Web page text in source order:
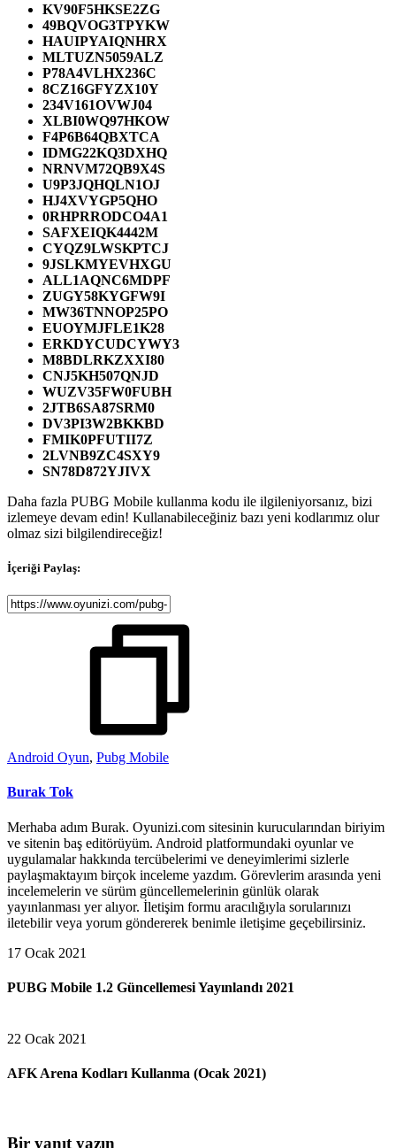
KV90F5HKSE2ZG
49BQVOG3TPYKW
HAUIPYAIQNHRX
MLTUZN5059ALZ
P78A4VLHX236C
8CZ16GFYZX10Y
234V161OVWJ04
XLBI0WQ97HKOW
F4P6B64QBXTCA
IDMG22KQ3DXHQ
NRNVM72QB9X4S
U9P3JQHQLN1OJ
HJ4XVYGP5QHO
0RHPRRODCO4A1
SAFXEIQK4442M
CYQZ9LWSKPTCJ
9JSLKMYEVHXGU
ALL1AQNC6MDPF
ZUGY58KYGFW9I
MW36TNNOP25PO
EUOYMJFLE1K28
ERKDYCUDCYWY3
M8BDLRKZXXI80
CNJ5KH507QNJD
WUZV35FW0FUBH
2JTB6SA87SRM0
DV3PI3W2BKKBD
FMIK0PFUTII7Z
2LVNB9ZC4SXY9
SN78D872YJIVX
Daha fazla PUBG Mobile kullanma kodu ile ilgileniyorsanız, bizi
izlemeye devam edin! Kullanabileceğiniz bazı yeni kodlarımız olur
olmaz sizi bilgilendireceğiz!
İçeriği Paylaş:
Android Oyun, Pubg Mobile
Burak Tok
Merhaba adım Burak. Oyunizi.com sitesinin kurucularından biriyim
ve sitenin baş editörüyüm. Android platformundaki oyunlar ve
uygulamalar hakkında tercübelerimi ve deneyimlerimi sizlerle
paylaşmaktayım birçok inceleme yazdım. Görevlerim arasında yeni
incelemelerin ve sürüm güncellemelerinin günlük olarak
yayınlanması yer alıyor. İletişim formu aracılığıyla sorularınızı
iletebilir veya yorum göndererek benimle iletişime geçebilirsiniz.
17 Ocak 2021
PUBG Mobile 1.2 Güncellemesi Yayınlandı 2021
22 Ocak 2021
AFK Arena Kodları Kullanma (Ocak 2021)
Bir yanıt yazın